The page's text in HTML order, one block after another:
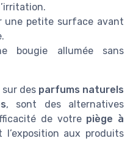
une petite surface avant
bougie allumée sans
sur des parfums naturels
, sont des alternatives
de votre piège à
aux produits